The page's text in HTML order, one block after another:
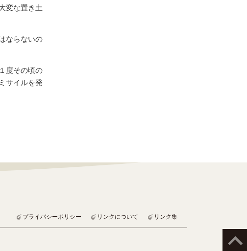
変な置き土
ならないの
度その頃の
サイルを発
プライバシーポリシー リンクについて リンク集